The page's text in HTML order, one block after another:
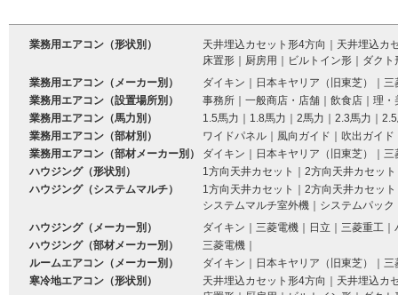
業務用エアコン（形状別） 天井埋込カセット形4方向
天井埋込カ
床置形
厨房用 ビルトイン形
ダクト
業務用エアコン（メーカー別）
ダイキン 日本キヤリア（旧東芝）
三
業務用エアコン（設置場所別）
事務所 一般商店・店舗 飲食店
理・
業務用エアコン（馬力別）
1.5馬力 1.8馬力 2馬力 2.3馬力
業務用エアコン（部材別）
ワイドパネル 風向ガイド 吹出ガイド
業務用エアコン（部材メーカー別）
ダイキン 日本キヤリア（旧東芝）
三
ハウジング（形状別）
1方向天井カセット 2方向天井カセット
ハウジング（システムマルチ）
1方向天井カセット 2方向天井カセット
システムマルチ室外機
システムパック
ハウジング（メーカー別）
ダイキン 三菱電機 日立 三菱重工
ハウジング（部材メーカー別）
三菱電機
ルームエアコン（メーカー別）
ダイキン 日本キヤリア（旧東芝）
三
寒冷地エアコン（形状別）
天井埋込カセット形4方向
天井埋込カ